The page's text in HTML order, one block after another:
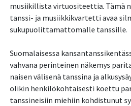
musiikillista virtuositeettia. Tämä
tanssi- ja musiikkikvartetti avaa
sukupuolittamattomalle tanssille.
Suomalaisessa
vahvana perinteinen näkemys
naisen välisenä tanssina ja
olikin henkilökohtaisesti koettu
tanssineisiin miehiin kohdistunut